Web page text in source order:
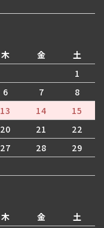
木 金
土
1
6 7
8
13 14
15
20 21
22
27 28
29
木 金
土